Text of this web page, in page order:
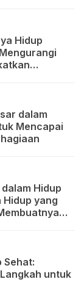
Hidup
dalam
Mencapai
Hidup
Hidup yang
Sehat:
untuk